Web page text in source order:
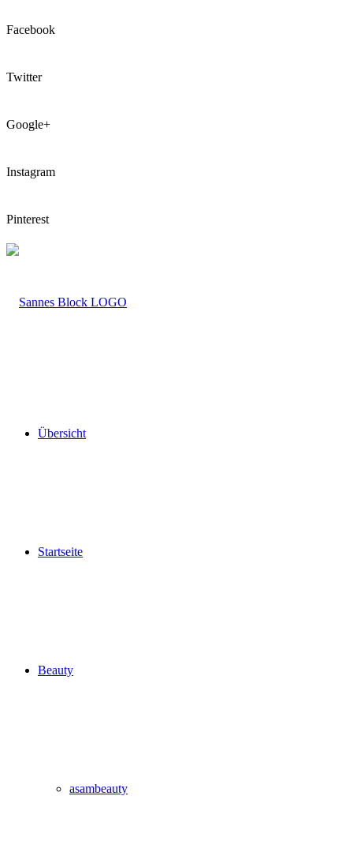
Facebook
Twitter
Google+
Instagram
Pinterest
LOGO
Übersicht
Startseite
Beauty
asambeauty